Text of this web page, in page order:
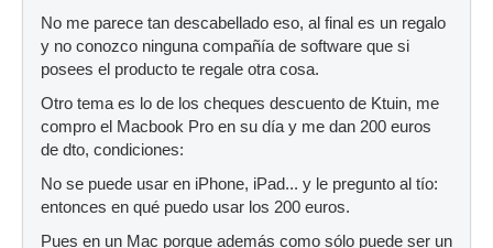
No me parece tan descabellado eso, al final es un regalo
y no conozco ninguna compañía de software que si
posees el producto te regale otra cosa.
Otro tema es lo de los cheques descuento de Ktuin, me
compro el Macbook Pro en su día y me dan 200 euros
de dto, condiciones:
No se puede usar en iPhone, iPad... y le pregunto al tío:
entonces en qué puedo usar los 200 euros.
Pues en un Mac porque además como sólo puede ser un